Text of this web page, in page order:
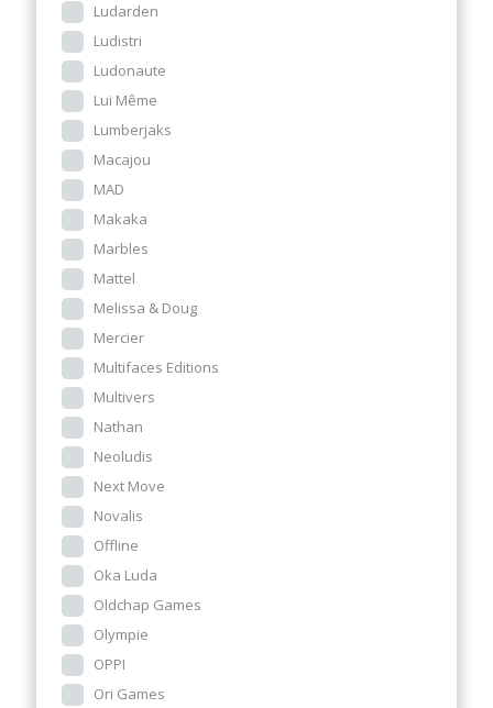
Ludarden
Ludistri
Ludonaute
Lui Même
Lumberjaks
Macajou
MAD
Makaka
Marbles
Mattel
Melissa & Doug
Mercier
Multifaces Editions
Multivers
Nathan
Neoludis
Next Move
Novalis
Offline
Oka Luda
Oldchap Games
Olympie
OPPI
Ori Games